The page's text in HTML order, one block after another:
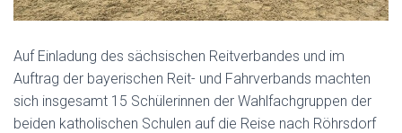
Auf Einladung des sächsischen Reitverbandes und im
Auftrag der bayerischen Reit- und Fahrverbands machten
sich insgesamt 15 Schülerinnen der Wahlfachgruppen der
beiden katholischen Schulen auf die Reise nach Röhrsdorf